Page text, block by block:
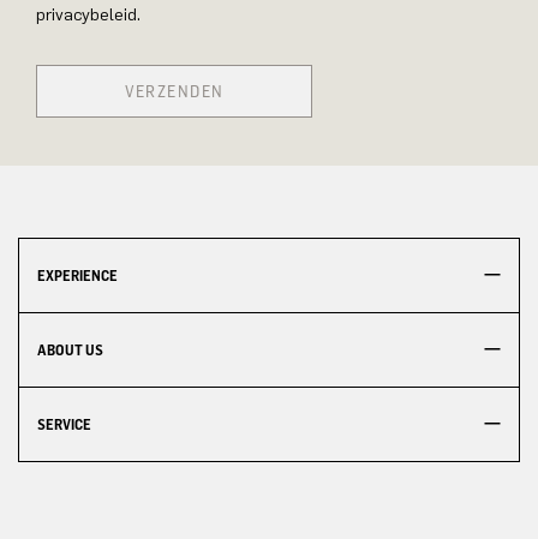
privacybeleid.
VERZENDEN
EXPERIENCE
ABOUT US
SERVICE